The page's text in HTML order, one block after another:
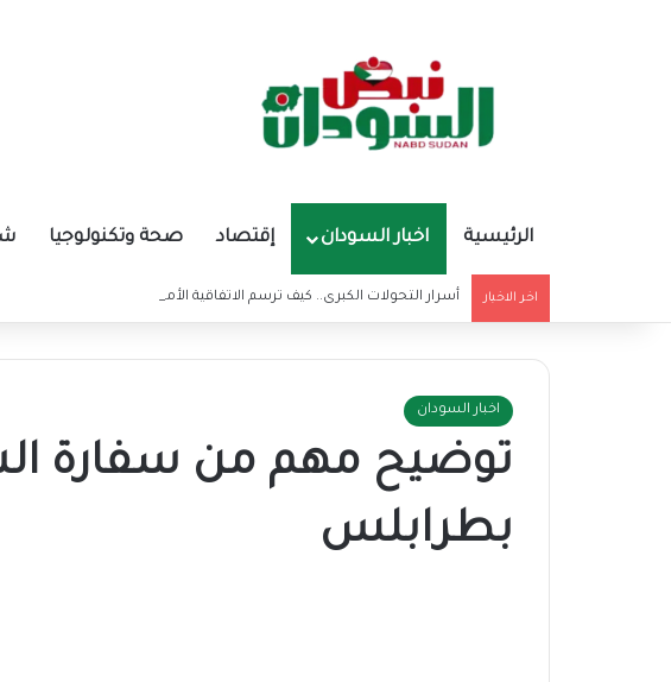
الرئيسية اخبار السودان إقتصاد صحة وتكنولوجيا
اخر الاخبار أسرار التحولات الكبرى.. كيف ترسم الاتفاقية الأمريكية الإيرانية موازين
اخبار السودان
توضيح مهم من سفارة
بطرابلس